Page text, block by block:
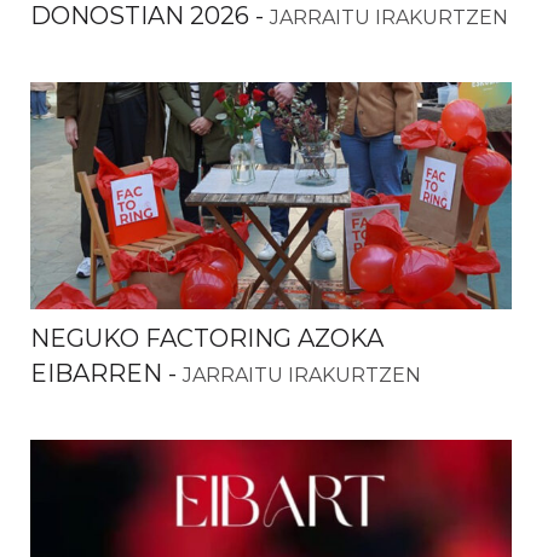
DONOSTIAN 2026 -JARRAITU IRAKURTZEN
NEGUKO FACTORING AZOKA
EIBARREN -JARRAITU IRAKURTZEN